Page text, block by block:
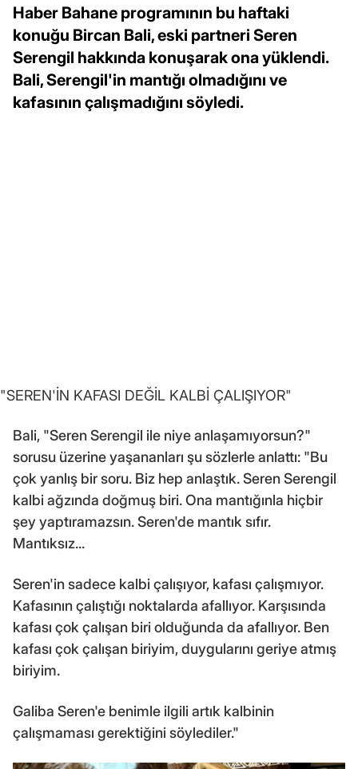
Haber Bahane programının bu haftaki
konuğu Bircan Bali, eski partneri Seren
Serengil hakkında konuşarak ona yüklendi.
Bali, Serengil'in mantığı olmadığını ve
kafasının çalışmadığını söyledi.
"SEREN'İN KAFASI DEĞİL KALBİ ÇALIŞIYOR"
Bali, "Seren Serengil ile niye anlaşamıyorsun?"
sorusu üzerine yaşananları şu sözlerle anlattı: "Bu
çok yanlış bir soru. Biz hep anlaştık. Seren Serengil
kalbi ağzında doğmuş biri. Ona mantığınla hiçbir
şey yaptıramazsın. Seren'de mantık sıfır.
Mantıksız...
Seren'in sadece kalbi çalışıyor, kafası çalışmıyor.
Kafasının çalıştığı noktalarda afallıyor. Karşısında
kafası çok çalışan biri olduğunda da afallıyor. Ben
kafası çok çalışan biriyim, duygularını geriye atmış
biriyim.
Galiba Seren'e benimle ilgili artık kalbinin
çalışmaması gerektiğini söylediler."